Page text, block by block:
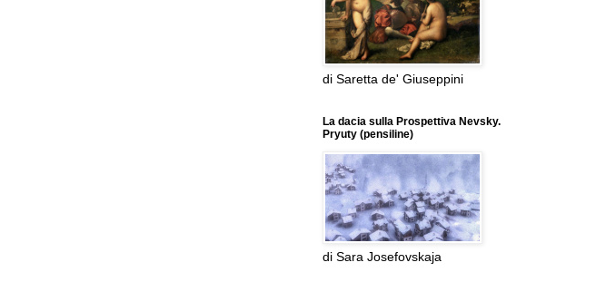
di Saretta de' Giuseppini
La dacia sulla Prospettiva Nevsky.
Pryuty (pensiline)
di Sara Josefovskaja